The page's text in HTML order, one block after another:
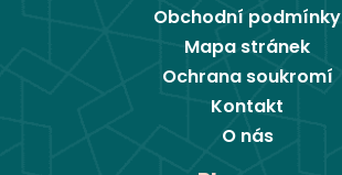
Obchodní podmínky
Mapa stránek
Ochrana soukromí
Kontakt
O nás